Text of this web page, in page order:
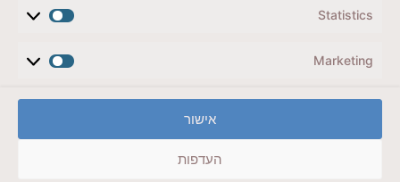
Statistics
Marketing
אישור
העדפות
לשליחת הודעת וואטסאפ
veyatsati.laolam@gmail.com
מדיניות פרטיות // תנאי שימוש באתר